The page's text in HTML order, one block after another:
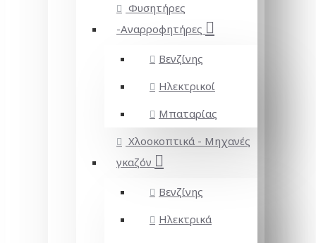
Φυσητήρες
-Αναρροφητήρες
Βενζίνης
Ηλεκτρικοί
Μπαταρίας
Χλοοκοπτικά - Μηχανές
γκαζόν
Βενζίνης
Ηλεκτρικά